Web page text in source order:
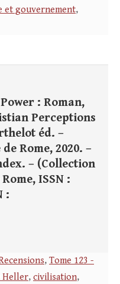
et gouvernement,
: Roman,
Perceptions
éd. –
Rome, 2020. –
– (Collection
ISSN :
:
, Tome 123 -
Heller, civilisation,